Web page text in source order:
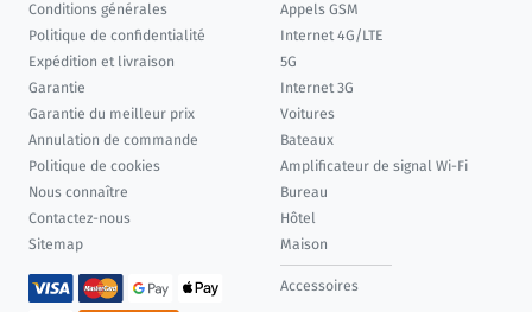
Conditions générales
Politique de confidentialité
Expédition et livraison
Garantie
Garantie du meilleur prix
Annulation de commande
Politique de cookies
Nous connaître
Contactez-nous
Sitemap
Appels GSM
Internet 4G/LTE
5G
Internet 3G
Voitures
Bateaux
Amplificateur de signal Wi-Fi
Bureau
Hôtel
Maison
Accessoires